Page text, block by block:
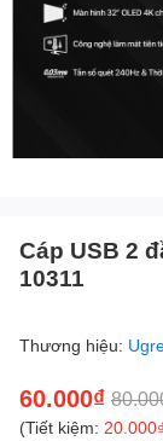
Cáp USB 2
10311
Thương hiệu:
60.000₫
(Tiết kiệm: 20.000₫